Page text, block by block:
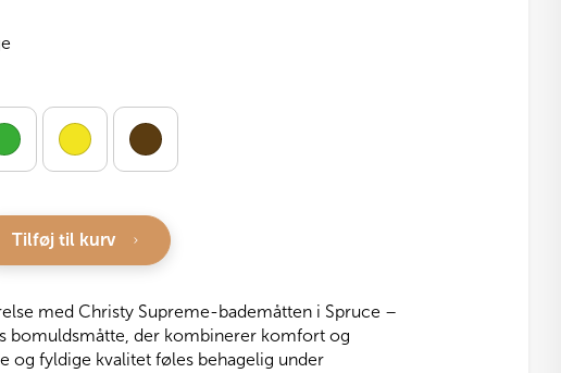
med Christy Supreme-bademåtten i Spruce –
bomuldsmåtte, der kombinerer komfort og
og fyldige kvalitet føles behagelig under
Tilføj til kurv